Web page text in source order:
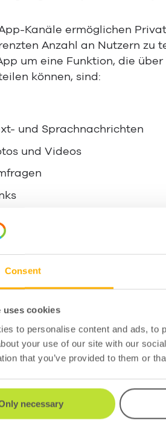
Consent
uses cookies
to personalise content and ads, to
your use of our site with our
that you’ve provided to them or
necessary
Kanäle ermöglichen
Anzahl an Nutzern zu
um eine Funktion, die
können, sind:
und Sprachnachrichten
und Videos
Kanäle werden über die
Kanals ist komplett
anzubieten. Das
Einführung der Kanäle hat
und Update-Nachrichten
ihrer WhatsApp-